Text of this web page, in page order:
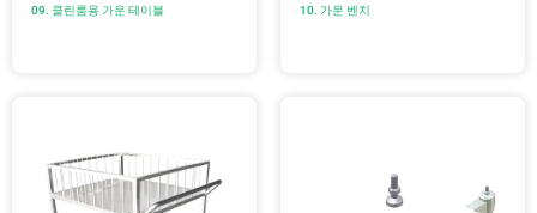
09. 클린룸용 가운 테이블 10. 가운 벤치